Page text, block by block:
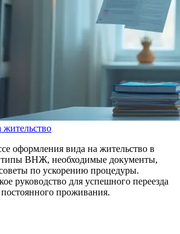
оформления вида на жительство в
типы ВНЖ, необходимые документы,
по ускорению процедуры.
руководство для успешного переезда
проживания.